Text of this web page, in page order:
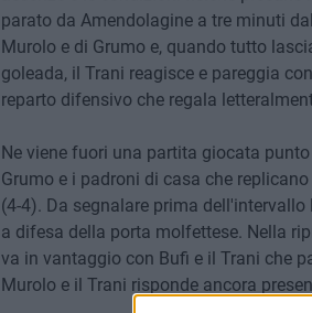
parato da Amendolagine a tre minuti
Murolo e di Grumo e, quando tutto
goleada, il Trani reagisce e pareggia
reparto difensivo che regala
Ne viene fuori una partita giocata
Grumo e i padroni di casa che
(4-4). Da segnalare prima
a difesa della porta molfettese. Nella
va in vantaggio con Bufi e il Trani che
Murolo e il Trani risponde ancora